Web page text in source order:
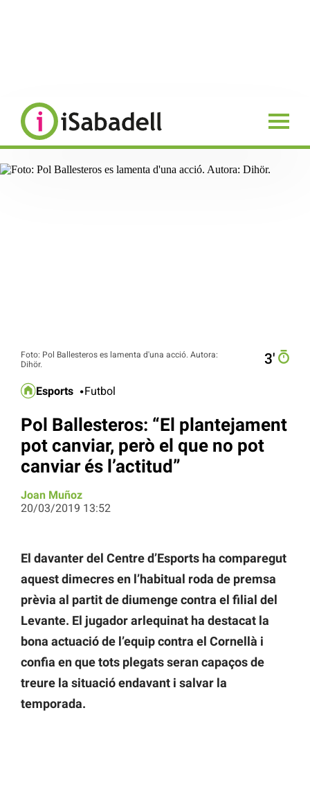
Foto: Pol Ballesteros es lamenta d'una acció. Autora:
Dihör.
3′
Esports Futbol
Pol Ballesteros: “El plantejament
pot canviar, però el que no pot
canviar és l’actitud”
Joan Muñoz
20/03/2019 13:52
El davanter del Centre d’Esports ha comparegut
aquest dimecres en l’habitual roda de premsa
prèvia al partit de diumenge contra el filial del
Levante. El jugador arlequinat ha destacat la
bona actuació de l’equip contra el Cornellà i
confia en que tots plegats seran capaços de
treure la situació endavant i salvar la
temporada.